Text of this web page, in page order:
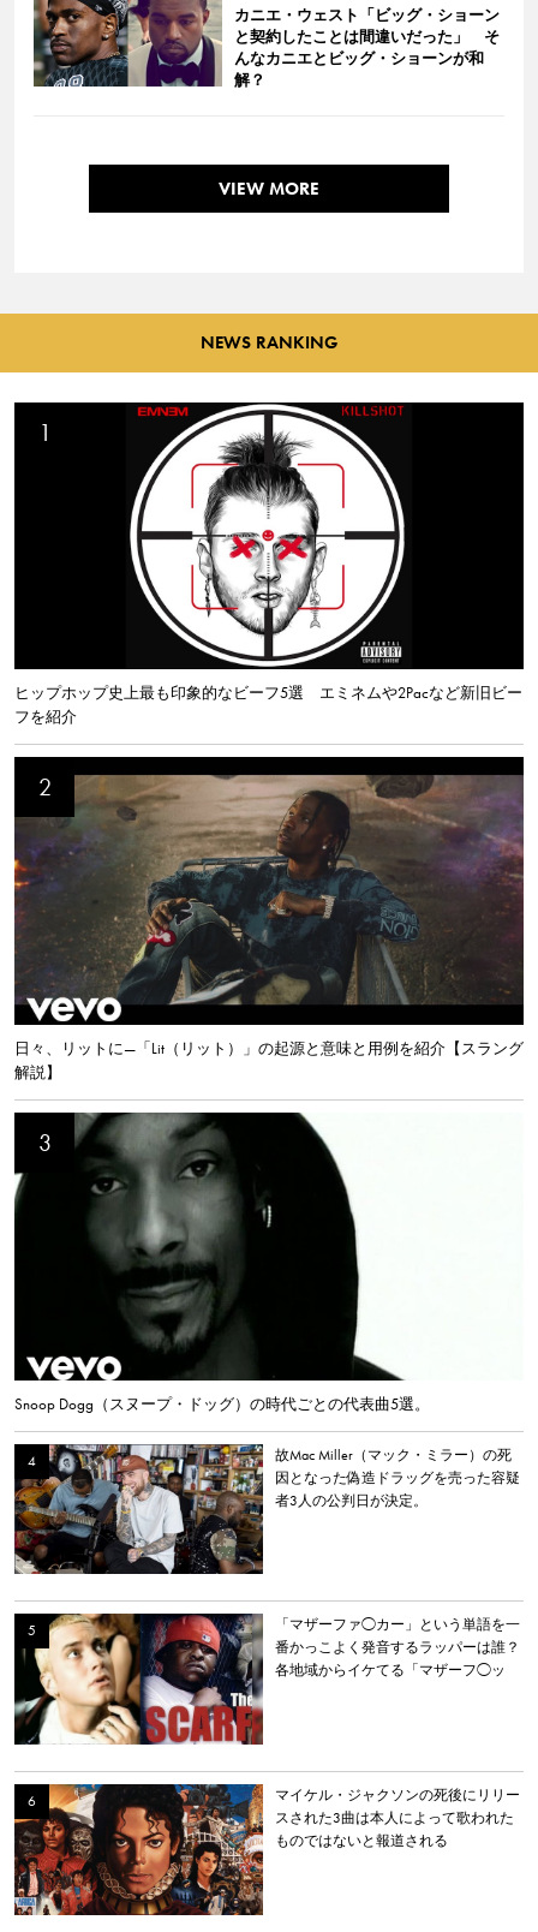
カニエ・ウェスト「ビッグ・ショーン
と契約したことは間違いだった」 そ
んなカニエとビッグ・ショーンが和
解？
VIEW MORE
NEWS RANKING
ヒップホップ史上最も印象的なビーフ5選 エミネムや2Pacなど新旧ビー
フを紹介
日々、リットに—「Lit（リット）」の起源と意味と用例を紹介【スラング
解説】
Snoop Dogg（スヌープ・ドッグ）の時代ごとの代表曲5選。
故Mac Miller（マック・ミラー）の死
因となった偽造ドラッグを売った容疑
者3人の公判日が決定。
「マザーファ◯カー」という単語を一
番かっこよく発音するラッパーは誰？
各地域からイケてる「マザーフ◯ッ
マイケル・ジャクソンの死後にリリー
スされた3曲は本人によって歌われた
ものではないと報道される